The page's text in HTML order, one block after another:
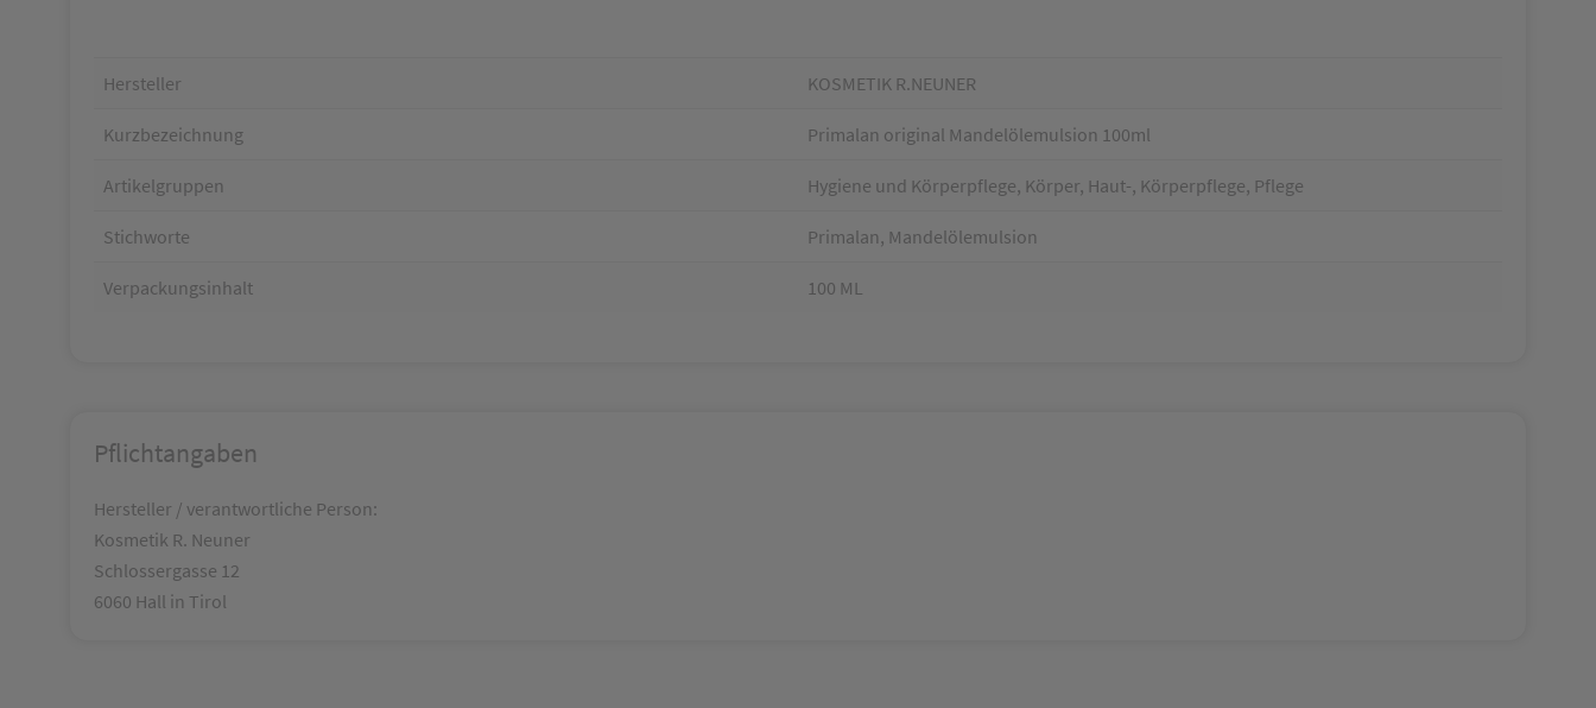
Hersteller KOSMETIK R.NEUNER
Kurzbezeichnung Primalan original Mandelölemulsion 100ml
Artikelgruppen Hygiene und Körperpflege, Körper, Haut-, Körperpflege, Pflege
Stichworte Primalan, Mandelölemulsion
Verpackungsinhalt 100 ML
Pflichtangaben
Hersteller / verantwortliche Person:
Kosmetik R. Neuner
Schlossergasse 12
6060 Hall in Tirol